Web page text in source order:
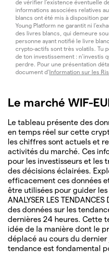
de vérifier l’existence éventuelle
informations associées relatives
blancs ont été mis à disposition
Young Platform ne garantit ni
des livres blancs, qui demeure
personne ayant notifié le livre
crypto-actifs sont très volatils. Tu
de ton investissement : n’investis
perdre. Pour une présentation
document d’Information sur les
Le marché WIF-
Le tableau présente des
en temps réel sur cette
les chiffres sont actuels et
activités du marché. Ces
pour les investisseurs et les
des décisions éclairées.
efficacement ces données
être utilisées pour guider
ANALYSER LES
des données sur les
dernières 24 heures. Cette
idée de la manière dont le
déplacé au cours du
tendance est fondamental